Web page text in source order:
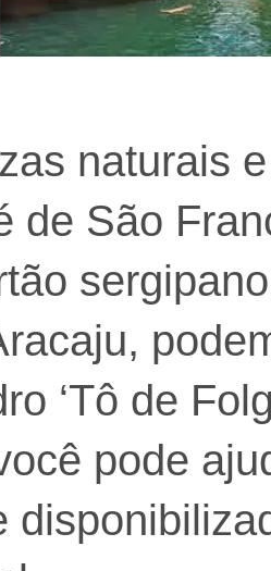
naturais
de São
‘Tô de
pode